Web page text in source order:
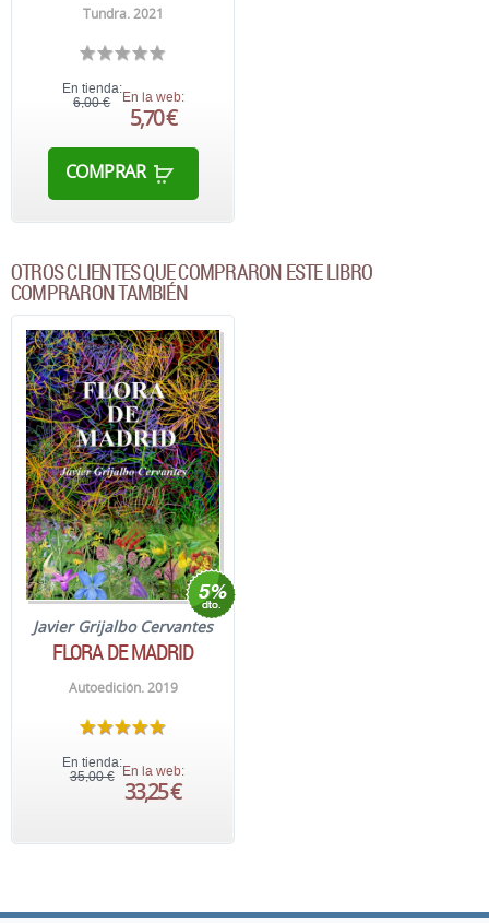
Tundra. 2021
En tienda:
6,00 €
En la web:
5,70 €
COMPRAR
OTROS CLIENTES QUE COMPRARON ESTE LIBRO
COMPRARON TAMBIÉN
Javier Grijalbo Cervantes
FLORA DE MADRID
Autoedición. 2019
En tienda:
35,00 € En la web:
33,25 €